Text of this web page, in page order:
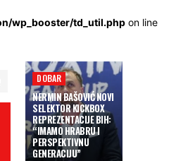
wp_booster/td_util.php on line
DOBAR
NERMIN BAŠOVIĆ NOVI
SELEKTOR KICKBOX
REPREZENTACIJE BIH:
“IMAMO HRABRU I
PERSPEKTIVNU
GENERACIJU”